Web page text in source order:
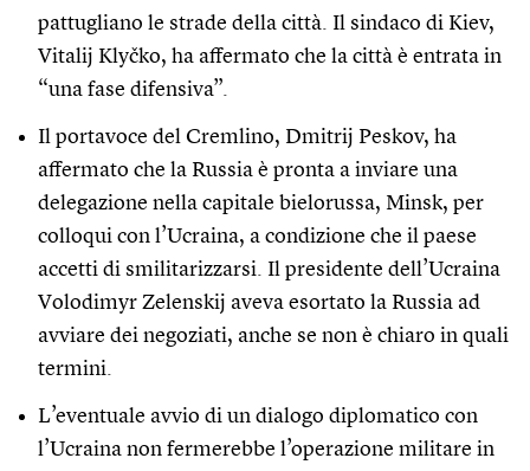
pattugliano le strade della città. Il sindaco di Kiev,
Vitalij Klyčko, ha affermato che la città è entrata in
“una fase difensiva”.
Il portavoce del Cremlino, Dmitrij Peskov, ha
affermato che la Russia è pronta a inviare una
delegazione nella capitale bielorussa, Minsk, per
colloqui con l’Ucraina, a condizione che il paese
accetti di smilitarizzarsi. Il presidente dell’Ucraina
Volodimyr Zelenskij aveva esortato la Russia ad
avviare dei negoziati, anche se non è chiaro in quali
termini.
L’eventuale avvio di un dialogo diplomatico con
l’Ucraina non fermerebbe l’operazione militare in